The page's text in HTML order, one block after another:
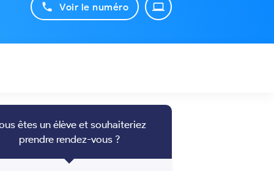
phone Voir le numéro laptop
êtes un élève et souhaiteriez
prendre rendez-vous ?